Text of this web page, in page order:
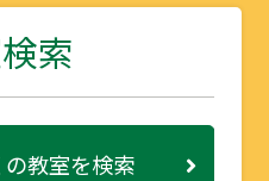
索
の教室を検索